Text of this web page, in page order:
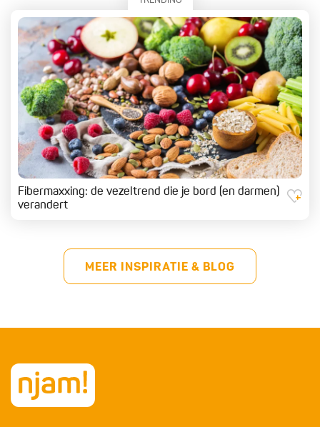
Fibermaxxing: de vezeltrend die je bord (en darmen)
verandert
MEER INSPIRATIE & BLOG